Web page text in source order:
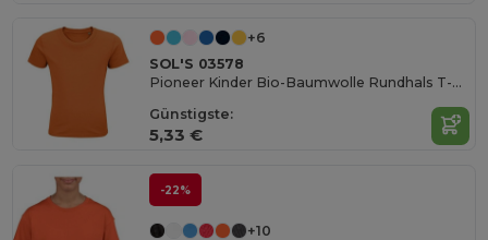
+6
SOL'S 03578
Pioneer Kinder Bio-Baumwolle Rundhals T-Shirt
Günstigste:
5,33 €
-22%
+10